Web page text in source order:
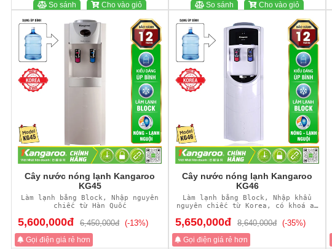
So sánh Cho vào giỏ So sánh Cho vào giỏ
Cây nước nóng lạnh Kangaroo
KG45
Làm lạnh bằng Block, Nhập nguyên
chiếc từ Hàn Quốc
5,600,000đ 6,450,000đ (-13%)
Gọi điện giá rẻ hơn
Cây nước nóng lạnh Kangaroo
KG46
Làm lạnh bằng Block, Nhập khẩu
nguyên chiếc từ Korea, có khoá an
5,650,000đ 8,640,000đ (-35%)
Gọi điện giá rẻ hơn